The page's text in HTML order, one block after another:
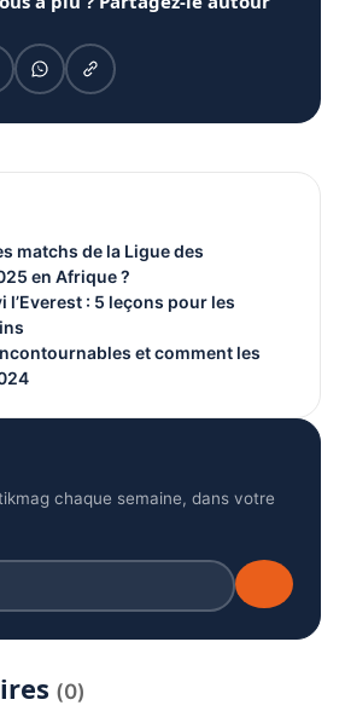
matchs de la Ligue des
en Afrique ?
l’Everest : 5 leçons pour les
et comment les
chaque semaine, dans votre
(0)